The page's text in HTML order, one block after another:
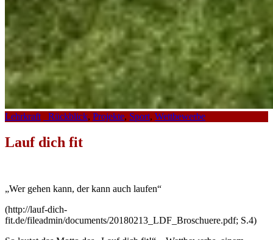
Lehrkraft _Rückblick, Projekte, Sport, Wettbewerbe
Lauf dich fit
„Wer gehen kann, der kann auch laufen“
(http://lauf-dich-
fit.de/fileadmin/documents/20180213_LDF_Broschuere.pdf; S.4)